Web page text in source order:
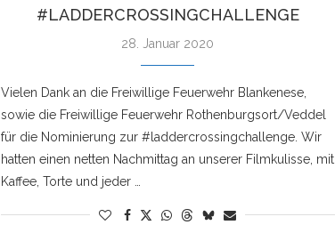
#LADDERCROSSINGCHALLENGE
28. Januar 2020
Vielen Dank an die Freiwillige Feuerwehr Blankenese,
sowie die Freiwillige Feuerwehr Rothenburgsort/Veddel
für die Nominierung zur #laddercrossingchallenge. Wir
hatten einen netten Nachmittag an unserer Filmkulisse, mit
Kaffee, Torte und jeder …